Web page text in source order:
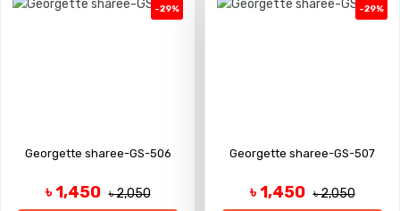
-29%
Georgette sharee-GS-506
৳ 1,450 ৳ 2,050
-29%
Georgette sharee-GS-507
৳ 1,450 ৳ 2,050